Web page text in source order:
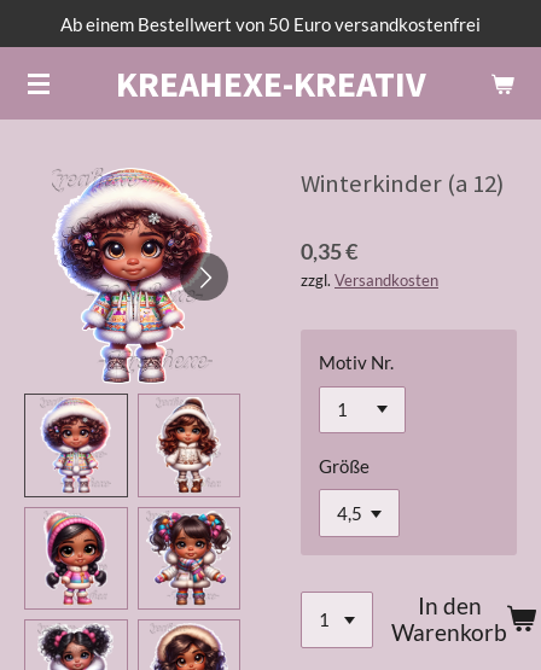
Hauptinhalt
springen
KREAHEXE-KREATIV
Ab einem Bestellwert von 50 Euro versandkostenfrei
Winterkinder (a 12)
0,35 €
zzgl. Versandkosten
Motiv Nr.
Größe
In den
Warenkorb